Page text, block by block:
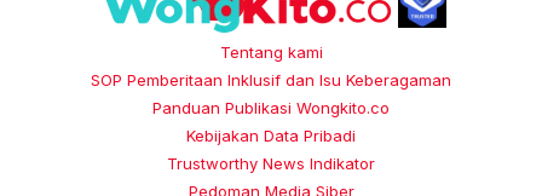
Tentang kami
SOP Pemberitaan Inklusif dan Isu Keberagaman
Panduan Publikasi Wongkito.co
Kebijakan Data Pribadi
Trustworthy News Indikator
Pedoman Media Siber